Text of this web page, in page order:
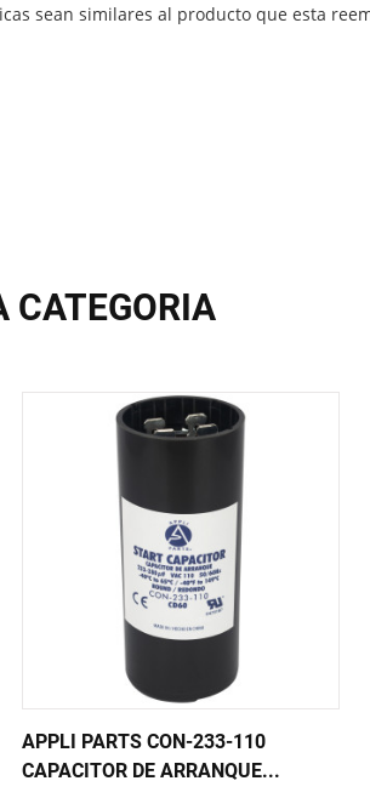
sean similares al producto que esta
CATEGORIA
APPLI PARTS CON-233-110
CAPACITOR DE ARRANQUE...